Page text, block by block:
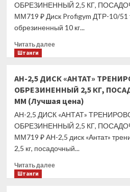
КГ,
ПОСАДОЧНЫЙ
ДИАМЕТР
ММ
(Лучшая
ОБРЕЗИНЕННЫЙ 2,5 КГ,
ММ719 ₽ Диск Profigym ДТР-10/51
обрезиненный 10 кг...
Читать далееПрочитать
ДИСК
«АНТАТ»
ЧЕРНЫЙ
ТРЕНИРОВОЧНЫЙ
ОБРЕЗИНЕННЫЙ
2,5
КГ,
ПОСАДОЧНЫЙ
26
ММ
Штанги
АН-2,5 ДИСК «АНТАТ»
ОБРЕЗИНЕННЫЙ 2,5 КГ,
ММ (Лучшая цена)
АН-2,5 ДИСК «АНТАТ»
ОБРЕЗИНЕННЫЙ 2,5 КГ,
ММ719 ₽ АН-2,5 диск «Антат»
2,5 кг, посадочный...
Читать далееПрочитать
Штанги